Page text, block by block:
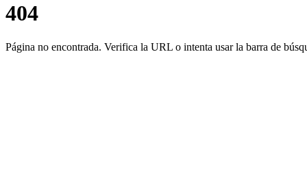
404
Página no encontrada. Verifica la URL o intenta usar la barra de